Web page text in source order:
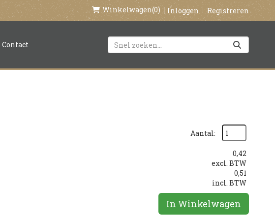
Winkelwagen(0) Inloggen Registreren
Contact
Aantal:
0,42
excl. BTW
0,51
incl. BTW
In Winkelwagen